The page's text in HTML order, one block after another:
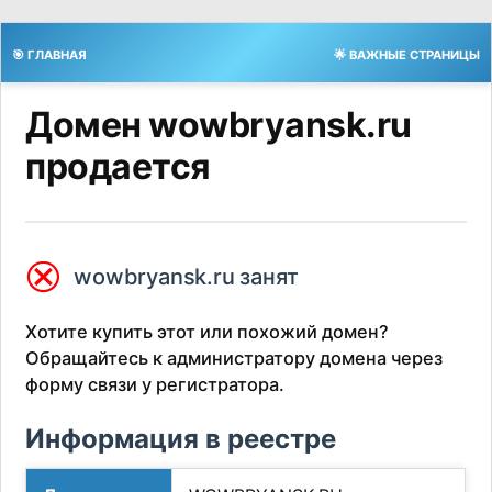
🎯 ГЛАВНАЯ 🌟 ВАЖНЫЕ СТРАНИЦЫ
Домен wowbryansk.ru
продается
⮿ wowbryansk.ru занят
Хотите купить этот или похожий домен?
Обращайтесь к администратору домена через
форму связи у регистратора.
Информация в реестре